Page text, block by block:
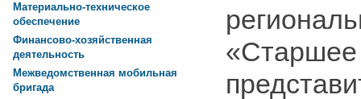
«Старшее
Материально-техническое
обеспечение
Финансово-хозяйственная
деятельность
Межведомственная мобильная
бригада